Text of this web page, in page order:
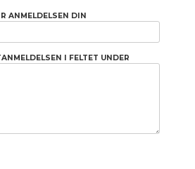
ANMELDELSEN DIN
I FELTET UNDER